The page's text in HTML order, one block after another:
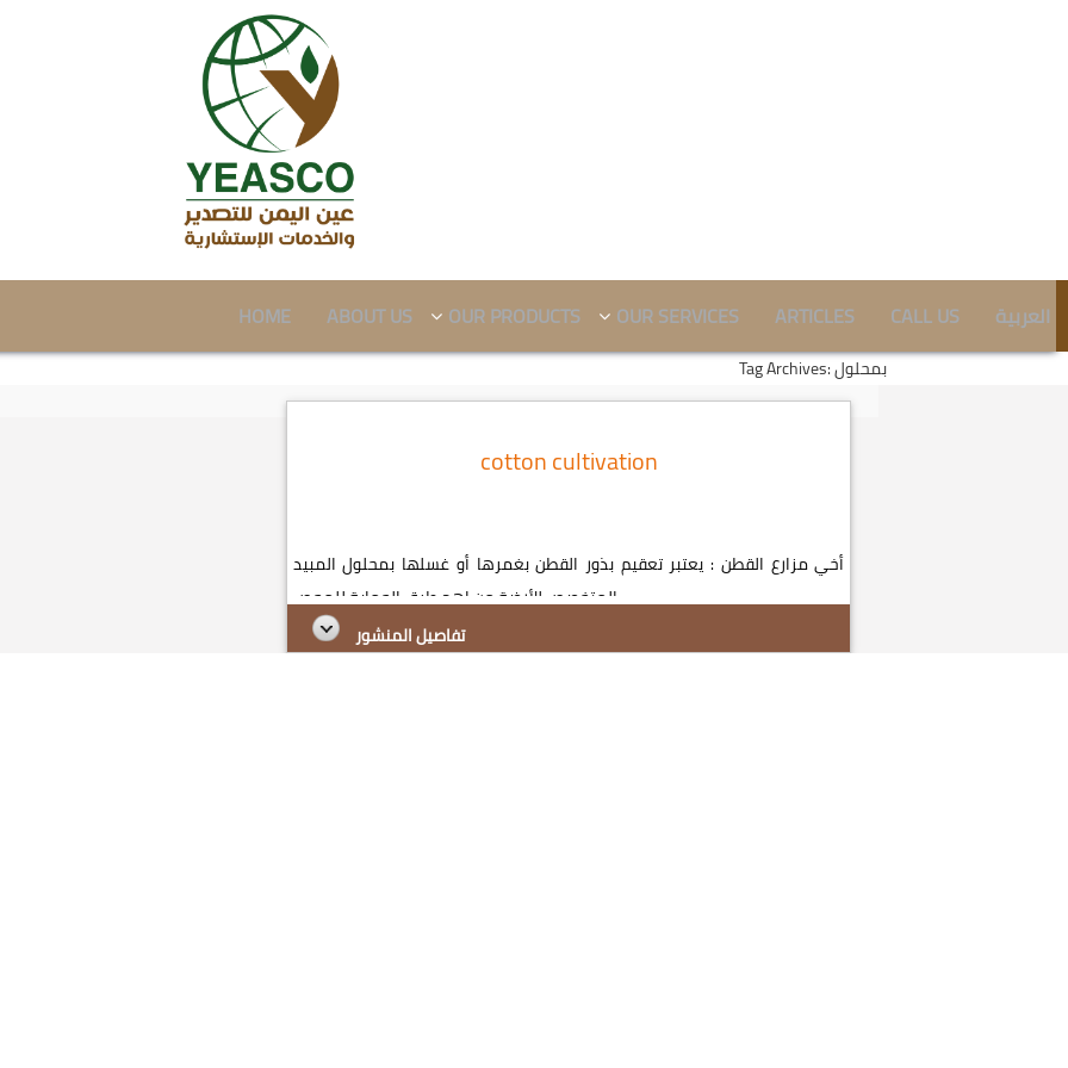
HOME ABOUT US OUR PRODUCTS OUR SERVICES ARTICLES CALL US العربية
Tag Archives: بمحلول
cotton cultivation
أخي مزارع القطن : يعتبر تعقيم بذور القطن بغمرها أو غسلها بمحلول المبيد
المتخصص للأرضة من اهم طرق الحماية للمحص...
تفاصيل المنشور